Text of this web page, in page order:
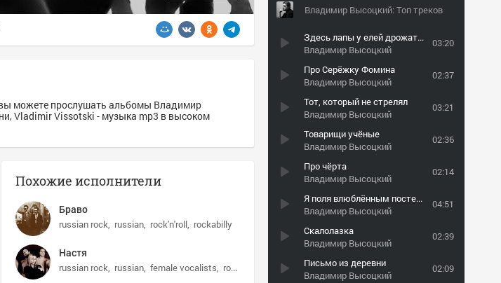
Владимир Высоцкий: Топ треков
Здесь лапы у елей дрожат на ветру
Владимир Высоцкий
03:20
Про Серёжку Фомина
Владимир Высоцкий
02:37
Тот, который не стрелял
Владимир Высоцкий
03:21
Товарищи учёные
Владимир Высоцкий
02:36
Про чёрта
Владимир Высоцкий
02:14
Я поля влюблённым постелю
Владимир Высоцкий
04:51
Скалолазка
Владимир Высоцкий
02:39
Письмо из деревни
Владимир Высоцкий
02:09
можете прослушать альбомы Владимир
Vladimir Vissotski - музыка mp3 в высоком
Похожие исполнители
Браво
russian rock russian rock'n'roll rockabilly
Настя
russian rock russian female vocalists rock